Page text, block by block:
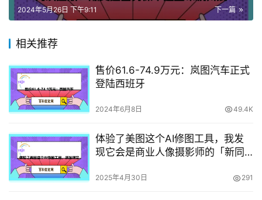
下一篇
2024年5月26日 下午9:11
相关推荐
售价61.6-74.9万元：岚图汽车正式
登陆西班牙
2024年6月8日 49.4K
体验了美图这个AI修图工具，我发
现它会是商业人像摄影师的「新同
2025年4月30日 291